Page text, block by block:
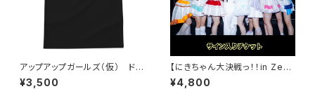
アップアップガールズ（仮） ドラ
イ（仮）Tシャツ
¥3,500
【にきちゃん大決戦っ！！in Zep
p Shinjuku】サイン入りチケット
¥4,800